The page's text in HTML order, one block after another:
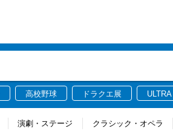
高校野球 ドラクエ展
演劇・ステージ クラシック・オペラ